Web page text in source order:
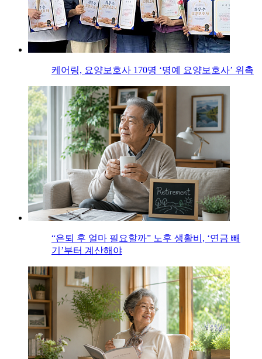
케어링, 요양보호사 170명 ‘명예 요양보호사’ 위촉
“은퇴 후 얼마 필요할까” 노후 생활비, ‘연금 빼
기’부터 계산해야